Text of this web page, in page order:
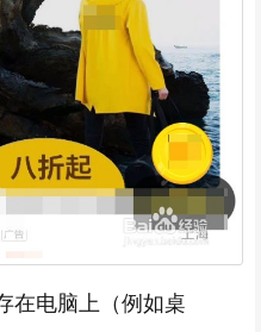
在电脑上（例如桌